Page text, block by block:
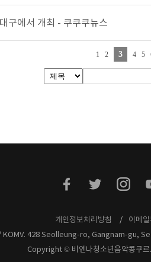
구에서 개최 - 쿠쿠쿠뉴스
1 2 3 4 5
개인정보처리방침
이메
428 Seolleung-ro, Gangnam-gu,
Copyright © 비엔나청소년음악콩쿠